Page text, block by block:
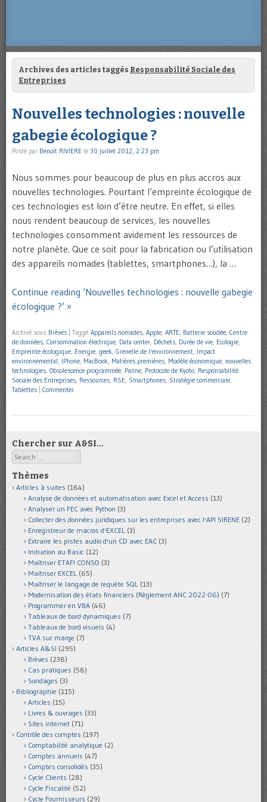
Archives des articles taggés Responsabilité Sociale des
Entreprises
Nouvelles technologies : nouvelle
gabegie écologique ?
Posté par Benoît RIVIERE le 30 juillet 2012, 2:23 pm
Nous sommes pour beaucoup de plus en plus accros aux
nouvelles technologies. Pourtant l’empreinte écologique de
ces technologies est loin d’être neutre. En effet, si elles
nous rendent beaucoup de services, les nouvelles
technologies consomment avidement les ressources de
notre planète. Que ce soit pour la fabrication ou l’utilisation
des appareils nomades (tablettes, smartphones…), la …
Continue reading ‘Nouvelles technologies : nouvelle gabegie
écologique ?’ »
Archivé sous Brèves Taggé Appareils nomades, Apple, ARTE, Batterie soudée, Centre
de données, Consommation électrique, Data center, Déchets, Durée de vie, Ecologie,
Empreinte écologique, Energie, geek, Grenelle de l'environnement, Impact
environnemental, IPhone, MacBook, Matières premières, Modèle économique, nouvelles
technologies, Obsolescence programmée, Panne, Protocole de Kyoto, Responsabilité
Sociale des Entreprises, Ressources, RSE, Smartphones, Stratégie commerciale,
Tablettes
Commenter
Chercher sur A&SI…
Search
Thèmes
Articles à suites (164)
Analyse de données et automatisation avec Excel et Access (13)
Analyser un FEC avec Python (3)
Collecter des données juridiques sur les entreprises avec l'API SIRENE (2)
Enregistreur de macros d'EXCEL (3)
Extraire les pistes audio d'un CD avec EAC (3)
Initiation au Basic (12)
Maîtriser ETAFI CONSO (3)
Maîtriser EXCEL (65)
Maîtriser le langage de requête SQL (13)
Modernisation des états financiers (Règlement ANC 2022-06) (7)
Programmer en VBA (46)
Tableaux de bord dynamiques (7)
Tableaux de bord visuels (4)
TVA sur marge (7)
Articles A&SI (295)
Brèves (238)
Cas pratiques (58)
Sondages (3)
Bibliographie (115)
Articles (15)
Livres & ouvrages (33)
Sites internet (71)
Contrôle des comptes (197)
Comptabilité analytique (2)
Comptes annuels (47)
Comptes consolidés (35)
Cycle Clients (28)
Cycle Fiscalité (52)
Cycle Fournisseurs (29)